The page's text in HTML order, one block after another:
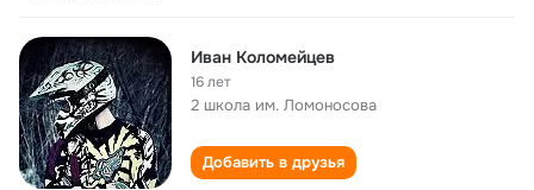
Иван Коломейцев
16 лет
2 школа им. Ломоносова
Добавить в друзья